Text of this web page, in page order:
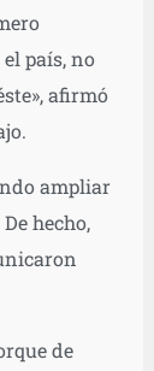
país, no
afirmó
ampliar
hecho,
de